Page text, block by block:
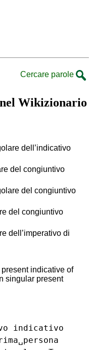
Cercare parole
Wikizionario
dell’indicativo
del congiuntivo
del congiuntivo
del congiuntivo
dell’imperativo di
indicative of
singular present
indicativo